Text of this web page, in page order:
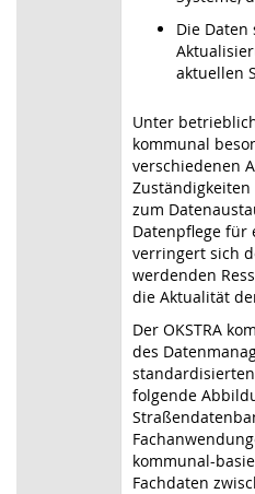
Die
aktuellen
Unter
kommunal
verschiedenen
zum
Datenpflege für
verringert sich
werdenden
die Aktualität
Der OKSTRA
des
folgende
kommunal-
Fachdaten